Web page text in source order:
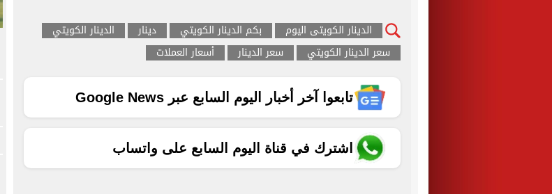
الدينار الكويتى اليوم بكم الدينار الكويتي دينار
الدينار الكويتي
سعر الدينار الكويتي
سعر الدينار أسعار العملات
تابعوا آخر أخبار اليوم السابع عبر Google News
اشترك في قناة اليوم السابع على واتساب